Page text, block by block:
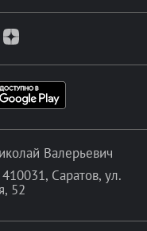
Валерьевич
Саратов, ул.
52